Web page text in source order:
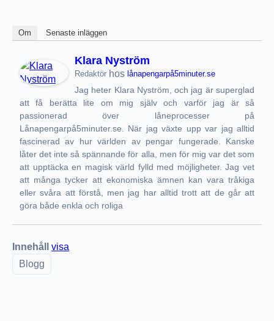
Om Senaste inläggen
Klara Nyström
Redaktör hos lånapengarpå5minuter.se
Jag heter Klara Nyström, och jag är superglad
att få berätta lite om mig själv och varför jag är så
passionerad över låneprocesser på
Lånapengarpå5minuter.se. När jag växte upp var jag alltid
fascinerad av hur världen av pengar fungerade. Kanske
låter det inte så spännande för alla, men för mig var det som
att upptäcka en magisk värld fylld med möjligheter. Jag vet
att många tycker att ekonomiska ämnen kan vara tråkiga
eller svåra att förstå, men jag har alltid trott att de går att
göra både enkla och roliga
Innehåll
visa
Blogg